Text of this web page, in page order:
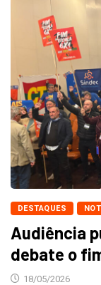
DESTAQUES
Audiência
debate o
18/05/2026